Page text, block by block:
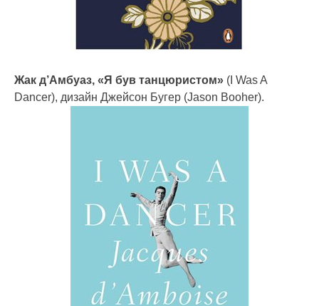
Жак д’Амбуаз, «Я був танцюристом» (I Was A
Dancer), дизайн Джейсон Бугер (Jason Booher).